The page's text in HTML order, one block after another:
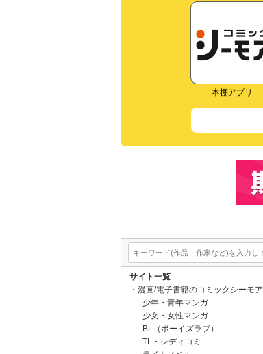
本棚アプリ
サイト一覧
漫画/電子書籍のコミックシーモア
少年・青年マンガ
少女・女性マンガ
BL（ボーイズラブ）
TL・レディコミ